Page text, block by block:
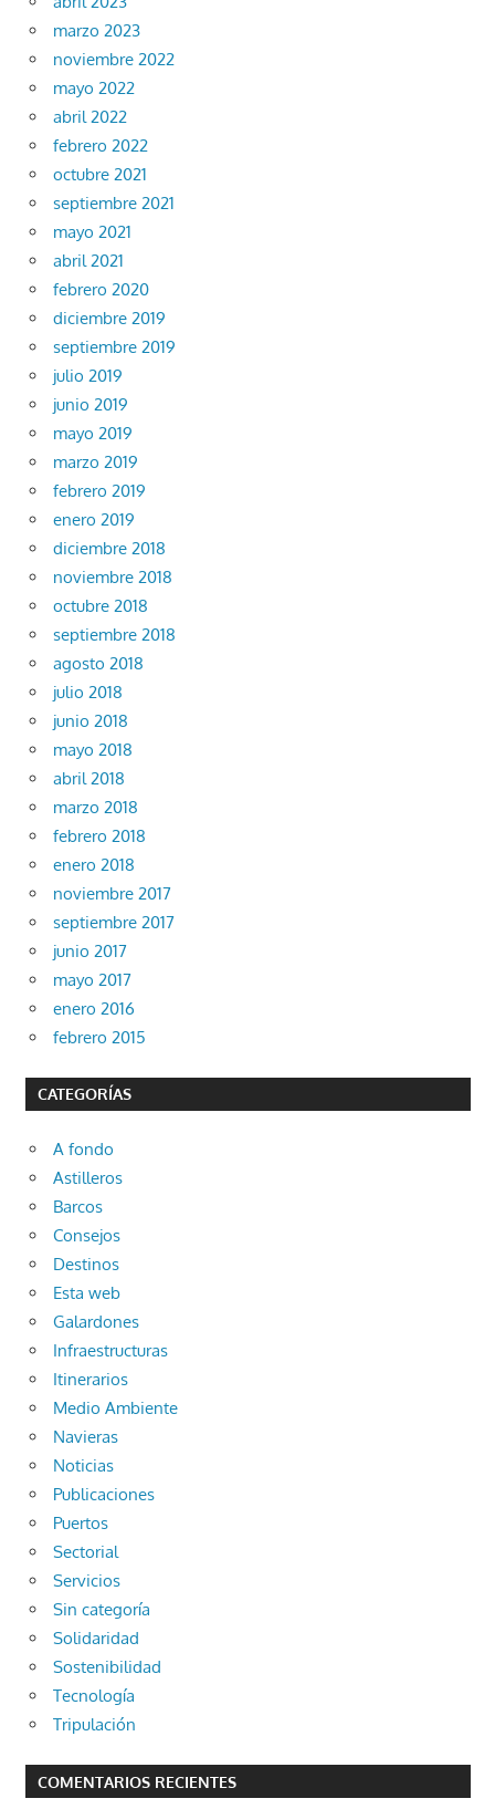
marzo 2023
noviembre 2022
mayo 2022
abril 2022
febrero 2022
octubre 2021
septiembre 2021
mayo 2021
abril 2021
febrero 2020
diciembre 2019
septiembre 2019
julio 2019
junio 2019
mayo 2019
marzo 2019
febrero 2019
enero 2019
diciembre 2018
noviembre 2018
octubre 2018
septiembre 2018
agosto 2018
julio 2018
junio 2018
mayo 2018
abril 2018
marzo 2018
febrero 2018
enero 2018
noviembre 2017
septiembre 2017
junio 2017
mayo 2017
enero 2016
febrero 2015
CATEGORÍAS
A fondo
Astilleros
Barcos
Consejos
Destinos
Esta web
Galardones
Infraestructuras
Itinerarios
Medio Ambiente
Navieras
Noticias
Publicaciones
Puertos
Sectorial
Servicios
Sin categoría
Solidaridad
Sostenibilidad
Tecnología
Tripulación
COMENTARIOS RECIENTES